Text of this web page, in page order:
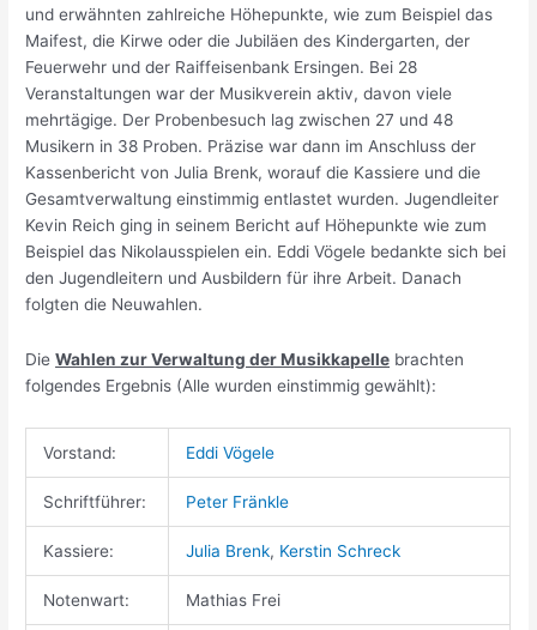
und erwähnten zahlreiche Höhepunkte, wie zum Beispiel das
Maifest, die Kirwe oder die Jubiläen des Kindergarten, der
Feuerwehr und der Raiffeisenbank Ersingen. Bei 28
Veranstaltungen war der Musikverein aktiv, davon viele
mehrtägige. Der Probenbesuch lag zwischen 27 und 48
Musikern in 38 Proben. Präzise war dann im Anschluss der
Kassenbericht von Julia Brenk, worauf die Kassiere und die
Gesamtverwaltung einstimmig entlastet wurden. Jugendleiter
Kevin Reich ging in seinem Bericht auf Höhepunkte wie zum
Beispiel das Nikolausspielen ein. Eddi Vögele bedankte sich bei
den Jugendleitern und Ausbildern für ihre Arbeit. Danach
folgten die Neuwahlen.
DieWahlen zur Verwaltung der Musikkapelle brachten
folgendes Ergebnis (Alle wurden einstimmig gewählt):
Vorstand: Eddi Vögele
Schriftführer: Peter Fränkle
Kassiere: Julia Brenk, Kerstin Schreck
Notenwart: Mathias Frei